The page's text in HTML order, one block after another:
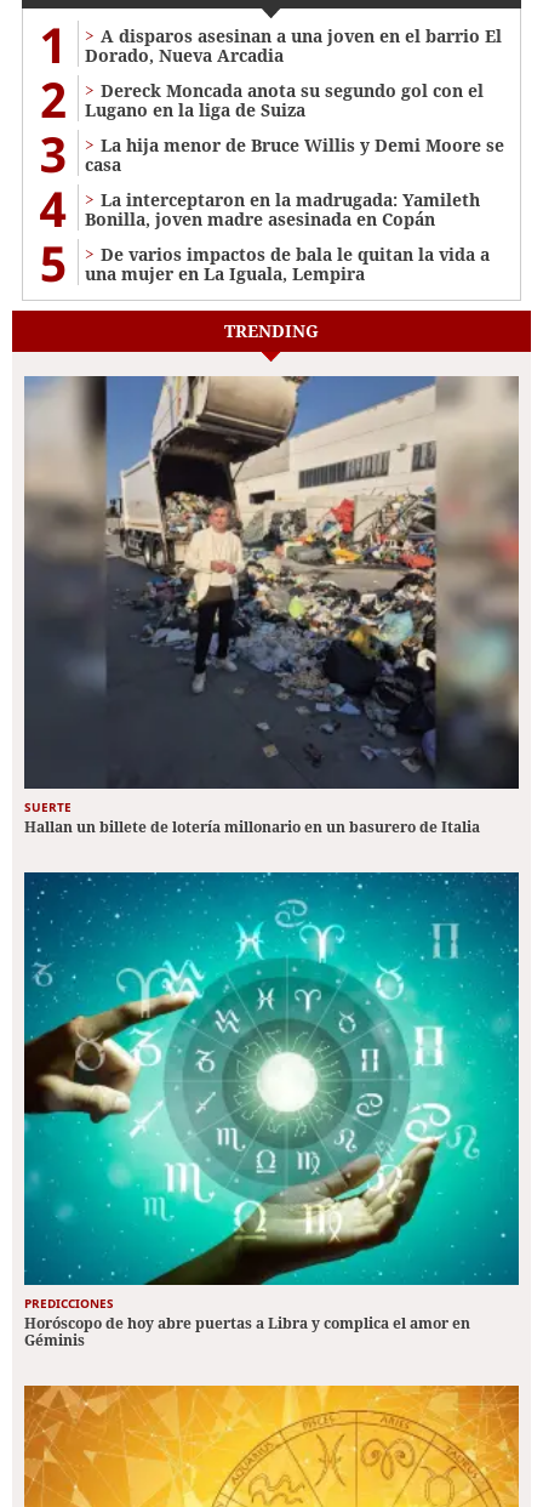
1
A disparos asesinan a una joven en el barrio El
Dorado, Nueva Arcadia
2
Dereck Moncada anota su segundo gol con el
Lugano en la liga de Suiza
3
La hija menor de Bruce Willis y Demi Moore se
casa
4
La interceptaron en la madrugada: Yamileth
Bonilla, joven madre asesinada en Copán
5
De varios impactos de bala le quitan la vida a
una mujer en La Iguala, Lempira
TRENDING
SUERTE
Hallan un billete de lotería millonario en un basurero de Italia
PREDICCIONES
Horóscopo de hoy abre puertas a Libra y complica el amor en
Géminis